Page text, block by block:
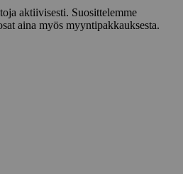
aktiivisesti. Suosittelemme
aina myös myyntipakkauksesta.